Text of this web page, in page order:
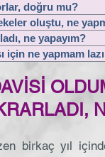
birkaç yıl
doğru mu?
oluştu, ne
ne yapayım?
için ne yapmam